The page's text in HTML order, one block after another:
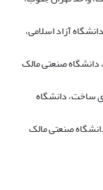
آزاد اسلامی،
دانشگاه صنعتی مالک
ساخت، دانشگاه
صنعتی مالک